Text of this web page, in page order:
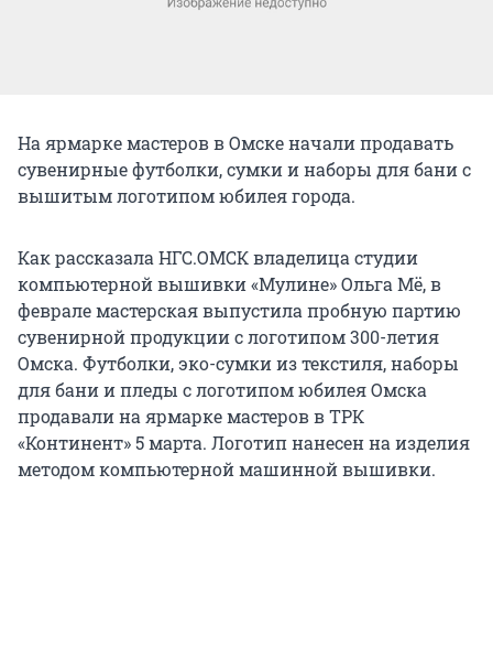
На ярмарке мастеров в Омске начали продавать
сувенирные футболки, сумки и наборы для бани с
вышитым логотипом юбилея города.
Как рассказала НГС.ОМСК владелица студии
компьютерной вышивки «Мулине» Ольга Мё, в
феврале мастерская выпустила пробную партию
сувенирной продукции с логотипом 300-летия
Омска. Футболки, эко-сумки из текстиля, наборы
для бани и пледы с логотипом юбилея Омска
продавали на ярмарке мастеров в ТРК
«Континент» 5 марта. Логотип нанесен на изделия
методом компьютерной машинной вышивки.